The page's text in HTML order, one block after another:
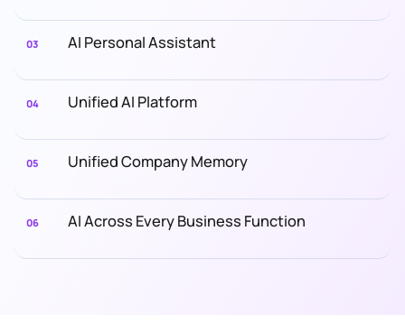
03 AI Personal Assistant
04 Unified AI Platform
05 Unified Company Memory
06 AI Across Every Business Function